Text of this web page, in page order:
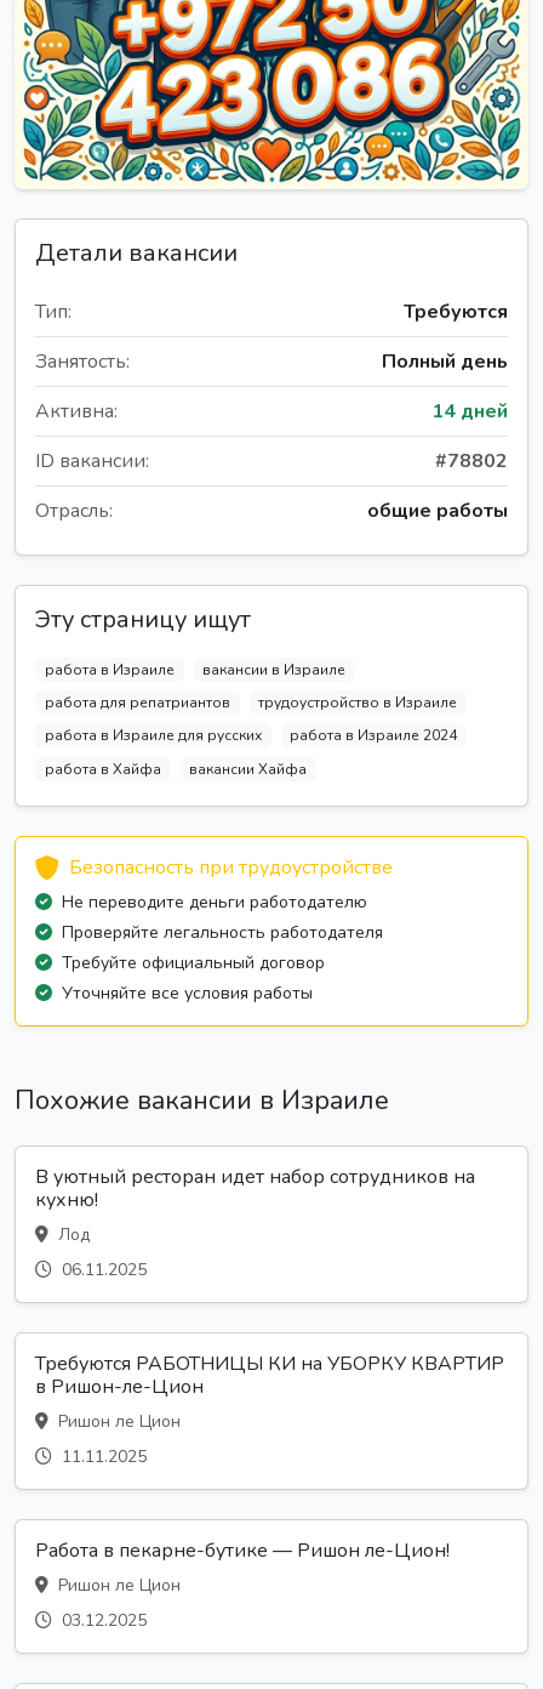
Детали вакансии
Тип:
Требуются
Занятость:
Полный день
Активна:
14 дней
ID вакансии:
#78802
Отрасль:
общие работы
Эту страницу ищут
работа в Израиле
вакансии в Израиле
работа для репатриантов
трудоустройство в Израиле
работа в Израиле для русских
работа в Израиле 2024
работа в Хайфа
вакансии Хайфа
Безопасность при трудоустройстве
Не переводите деньги работодателю
Проверяйте легальность работодателя
Требуйте официальный договор
Уточняйте все условия работы
Похожие вакансии в Израиле
В уютный ресторан идет набор сотрудников на
кухню!
Лод
06.11.2025
Требуются РАБОТНИЦЫ КИ на УБОРКУ КВАРТИР
в Ришон-ле-Цион
Ришон ле Цион
11.11.2025
Работа в пекарне-бутике — Ришон ле-Цион!
Ришон ле Цион
03.12.2025